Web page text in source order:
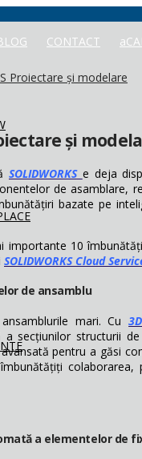
CONTACT
Proiectare și modelare
și
SOLIDWORKS e deja
de asamblare,
bazate pe
importante 10
SOLIDWORKS Cloud
de ansamblu
mari. Cu
a secțiunilor structurii
pentru a găsi
a elementelor de